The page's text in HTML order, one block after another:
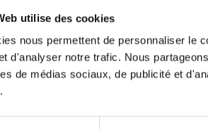
utilise des cookies
nous permettent de personnaliser le
d'analyser notre trafic. Nous
de médias sociaux, de publicité et
bisphenol A
contact us with the chat leaving